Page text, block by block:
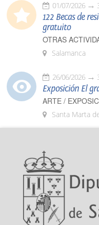
01/07/2026
122 Becas de
gratuito
OTRAS
Salamanca
26/06/2026
Exposición El
ARTE /
Santa Marta